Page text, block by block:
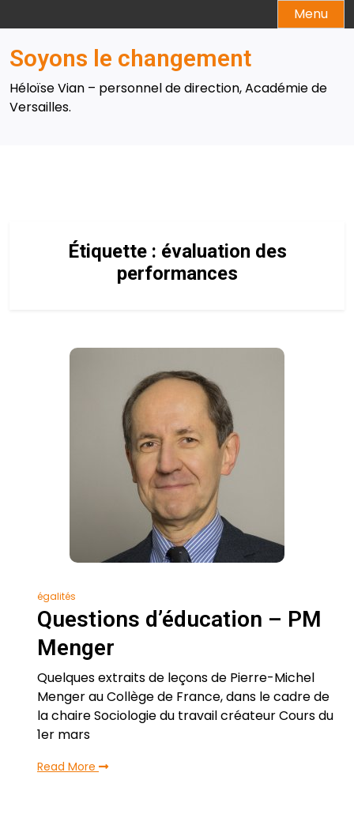
to
content
Menu
Soyons le changement
Héloïse Vian – personnel de direction, Académie de
Versailles.
Étiquette : évaluation des
performances
égalités
Questions d’éducation – PM
Menger
Quelques extraits de leçons de Pierre-Michel
Menger au Collège de France, dans le cadre de
la chaire Sociologie du travail créateur Cours du
1er mars
Read More